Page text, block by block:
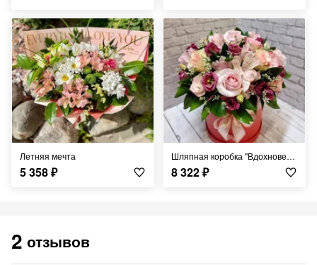
Летняя мечта
5 358₽
Шляпная коробка "Вдохновение"
8 322₽
2 отзывов